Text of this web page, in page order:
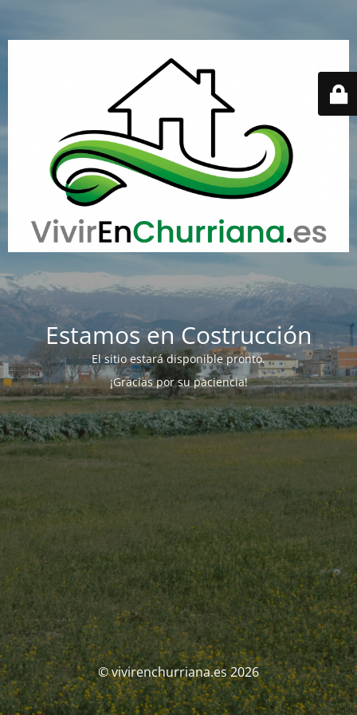
Estamos en Costrucción
El sitio estará disponible pronto.
¡Gracias por su paciencia!
© vivirenchurriana.es 2026